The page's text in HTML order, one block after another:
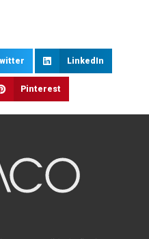
LinkedIn
Pinterest